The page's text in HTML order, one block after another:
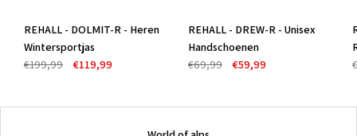
-40%
REHALL - DOLMIT-R - Heren
Wintersportjas
€199,99
€119,99
-14%
REHALL - DREW-R - Unisex
Handschoenen
€69,99
€59,99